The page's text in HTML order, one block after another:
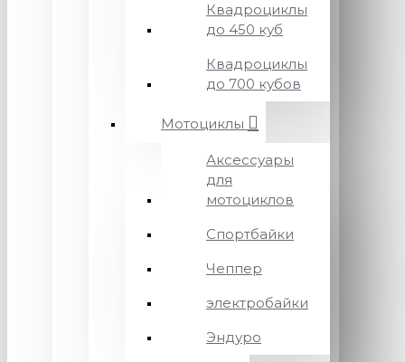
Квадроциклы
до 450 куб
Квадроциклы
до 700 кубов
Мотоциклы
Аксессуары
для
мотоциклов
Спортбайки
Чеппер
электробайки
Эндуро